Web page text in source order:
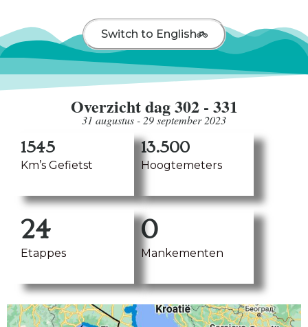
Switch to English
Overzicht dag 302 - 331
31 augustus - 29 september 2023
1545
Km’s Gefietst
13.500
Hoogtemeters
24
Etappes
0
Mankementen